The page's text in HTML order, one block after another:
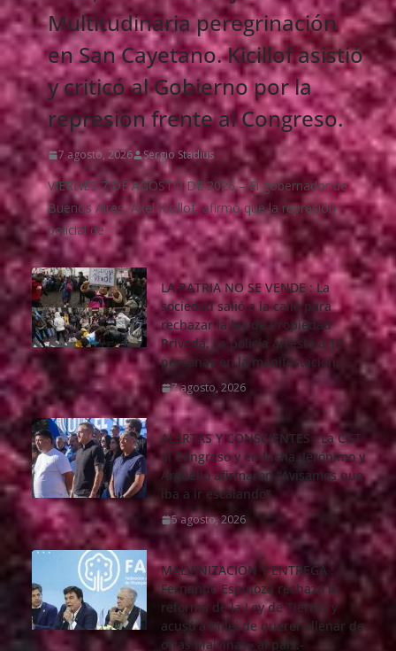
Multitudinaria peregrinación
en San Cayetano. Kicillof asistió
y criticó al Gobierno por la
represión frente al Congreso.
7 agosto, 2026 Sergio Stadius
VIERNES 7 DE AGOSTO DE 2026 – El gobernador de
Buenos Aires, Axel Kicillof, afirmó que la represión
policial de
LA PATRIA NO SE VENDE : La
sociedad salió a la calle para
rechazar la ley de Propiedad
Privada. La policía arrestó a 12
personas en la manifestación.-
7 agosto, 2026
ALERTAS Y CONSCIENTES : La CGT
al Congreso y en lucha. Jerónimo y
Arguello afirmaron “Avisamos que
iba a ir escalando”
5 agosto, 2026
MALVINIZACIÖN Y ENTREGA :
Fernando Espinoza rechazó la
reforma de la Ley de Tierras y
acusó a Milei de querer «llenar de
otras Malvinas» al país.-